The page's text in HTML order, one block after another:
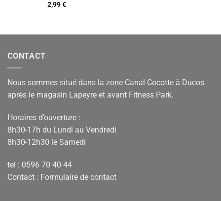
2,99€
CONTACT
Nous sommes situé dans la zone Canal Cocotte à Ducos
après le magasin Lapeyre et avant Fitness Park.
Horaires d’ouverture :
8h30-17h du Lundi au Vendredi
8h30-12h30 le Samedi
tel : 0596 70 40 44
Contact : Formulaire de contact